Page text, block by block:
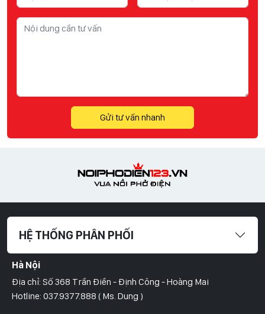
Gửi tư vấn nhanh
HỆ THỐNG PHÂN PHỐI
Hà Nội
Địa chỉ: Số 368 Trần Điền - Định Công - Hoàng Mai
Hotline: 037.9377.888 ( Ms. Dung )